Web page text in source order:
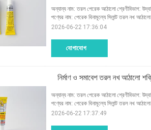
যোগাযোগ
অন্যান্য নাম: তরল পেরেক আঠালো শ্রেণীবিভাগ:
পণ্যের নাম: পেরেক বিনামূল্যে সিলান্ট তরল নখ
2026-06-22 17:36:04
নির্মাণ ও সমাবেশ তরল নখ আঠালো
অন্যান্য নাম: তরল পেরেক আঠালো শ্রেণীবিভাগ:
পণ্যের নাম: পেরেক বিনামূল্যে সিলান্ট তরল নখ
2026-06-22 17:37:49